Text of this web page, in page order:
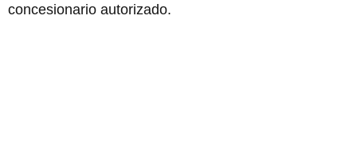
concesionario autorizado.